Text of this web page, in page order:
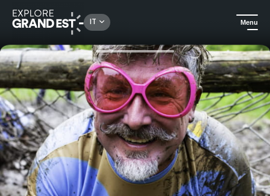
IT Menu
Eventi Percorso ad ostacoli a Charlemont